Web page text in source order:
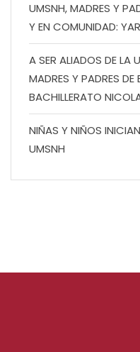
UMSNH, MADRES Y
Y EN COMUNIDAD:
A SER ALIADOS DE LA
MADRES Y PADRES DE
BACHILLERATO
NIÑAS Y NIÑOS
UMSNH